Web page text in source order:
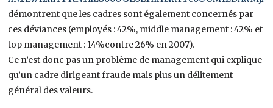
démontrent que les cadres sont également concernés par
ces déviances (employés : 42%, middle management : 42% et
top management : 14%contre 26% en 2007).
Ce n’est donc pas un problème de management qui explique
qu’un cadre dirigeant fraude mais plus un délitement
général des valeurs.